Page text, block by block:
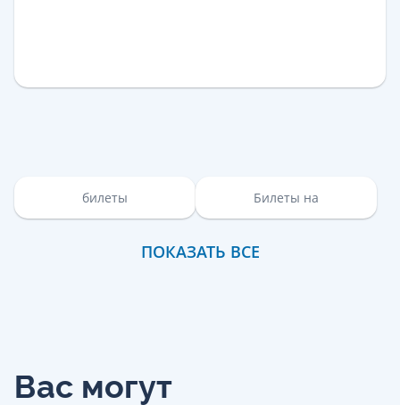
билеты Билеты на
ПОКАЗАТЬ ВСЕ
Вас могут